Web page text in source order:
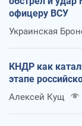
офицеру ВСУ
Украинская
КНДР как
этапе
Алексей Кущ